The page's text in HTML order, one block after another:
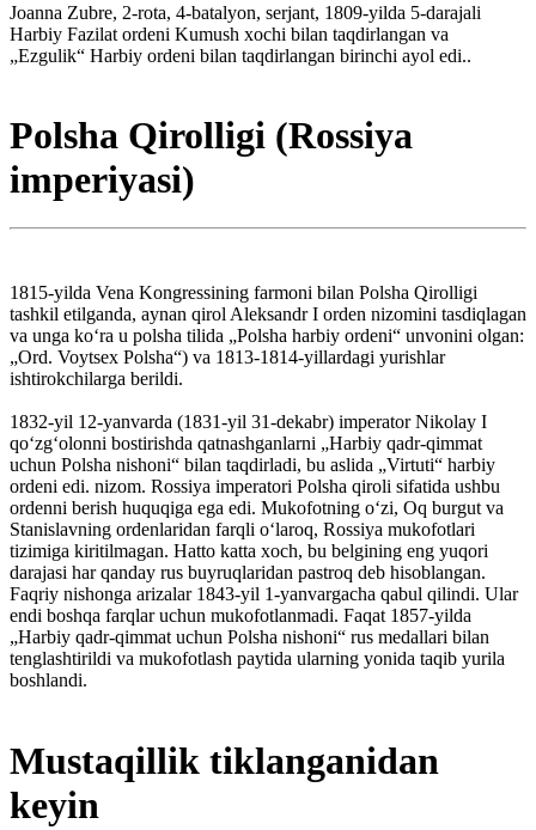
Joanna Zubre, 2-rota, 4-batalyon, serjant, 1809-yilda 5-darajali
Harbiy Fazilat ordeni Kumush xochi bilan taqdirlangan va
„Ezgulik“ Harbiy ordeni bilan taqdirlangan birinchi ayol edi..
Polsha Qirolligi (Rossiya
imperiyasi)
1815-yilda Vena Kongressining farmoni bilan Polsha Qirolligi
tashkil etilganda, aynan qirol Aleksandr I orden nizomini tasdiqlagan
va unga koʻra u polsha tilida „Polsha harbiy ordeni“ unvonini olgan:
„Ord. Voytsex Polsha“) va 1813-1814-yillardagi yurishlar
ishtirokchilarga berildi.
1832-yil 12-yanvarda (1831-yil 31-dekabr) imperator Nikolay I
qoʻzgʻolonni bostirishda qatnashganlarni „Harbiy qadr-qimmat
uchun Polsha nishoni“ bilan taqdirladi, bu aslida „Virtuti“ harbiy
ordeni edi. nizom. Rossiya imperatori Polsha qiroli sifatida ushbu
ordenni berish huquqiga ega edi. Mukofotning oʻzi, Oq burgut va
Stanislavning ordenlaridan farqli oʻlaroq, Rossiya mukofotlari
tizimiga kiritilmagan. Hatto katta xoch, bu belgining eng yuqori
darajasi har qanday rus buyruqlaridan pastroq deb hisoblangan.
Faqriy nishonga arizalar 1843-yil 1-yanvargacha qabul qilindi. Ular
endi boshqa farqlar uchun mukofotlanmadi. Faqat 1857-yilda
„Harbiy qadr-qimmat uchun Polsha nishoni“ rus medallari bilan
tenglashtirildi va mukofotlash paytida ularning yonida taqib yurila
boshlandi.
Mustaqillik tiklanganidan
keyin